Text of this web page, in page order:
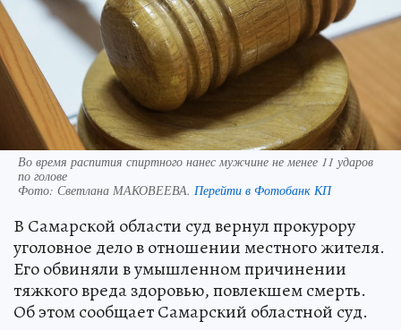
Во время распития спиртного нанес мужчине не менее 11 ударов
по голове
Фото: Светлана МАКОВЕЕВА. Перейти в Фотобанк КП
В Самарской области суд вернул прокурору
уголовное дело в отношении местного жителя.
Его обвиняли в умышленном причинении
тяжкого вреда здоровью, повлекшем смерть.
Об этом сообщает Самарский областной суд.